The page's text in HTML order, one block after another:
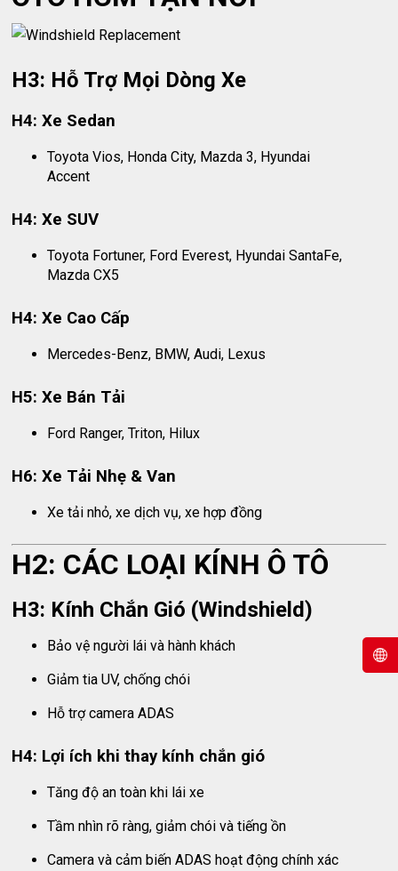
H3: Hỗ Trợ Mọi Dòng Xe
H4: Xe Sedan
Toyota Vios, Honda City, Mazda 3, Hyundai
Accent
H4: Xe SUV
Toyota Fortuner, Ford Everest, Hyundai SantaFe,
Mazda CX5
H4: Xe Cao Cấp
Mercedes-Benz, BMW, Audi, Lexus
H5: Xe Bán Tải
Ford Ranger, Triton, Hilux
H6: Xe Tải Nhẹ & Van
Xe tải nhỏ, xe dịch vụ, xe hợp đồng
H2: CÁC LOẠI KÍNH Ô TÔ
H3: Kính Chắn Gió (Windshield)
Bảo vệ người lái và hành khách
Giảm tia UV, chống chói
Hỗ trợ camera ADAS
H4: Lợi ích khi thay kính chắn gió
Tăng độ an toàn khi lái xe
Tầm nhìn rõ ràng, giảm chói và tiếng ồn
Camera và cảm biến ADAS hoạt động chính xác